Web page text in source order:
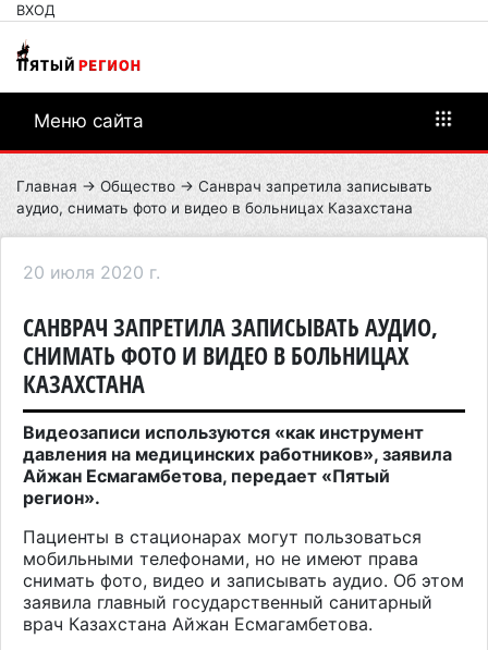
ВХОД
Меню сайта
Главная → Общество → Санврач запретила записывать
аудио, снимать фото и видео в больницах Казахстана
20 июля 2020 г.
САНВРАЧ ЗАПРЕТИЛА ЗАПИСЫВАТЬ АУДИО,
СНИМАТЬ ФОТО И ВИДЕО В БОЛЬНИЦАХ
КАЗАХСТАНА
Видеозаписи используются «как инструмент
давления на медицинских работников», заявила
Айжан Есмагамбетова, передает «Пятый
регион».
Пациенты в стационарах могут пользоваться
мобильными телефонами, но не имеют права
снимать фото, видео и записывать аудио. Об этом
заявила главный государственный санитарный
врач Казахстана Айжан Есмагамбетова.